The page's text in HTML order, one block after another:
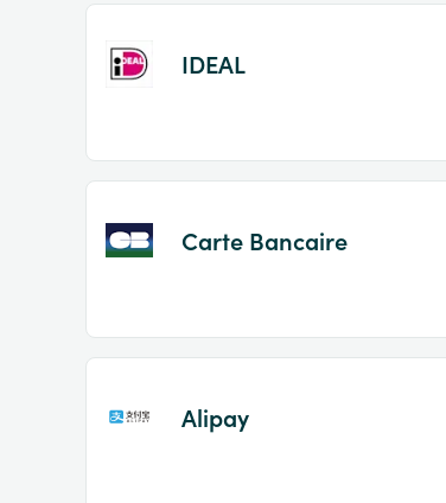
IDEAL
Carte Bancaire
Alipay